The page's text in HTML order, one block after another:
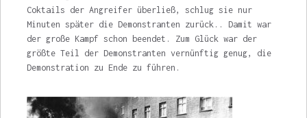
Coktails der Angreifer überließ, schlug sie nur
Minuten später die Demonstranten zurück.. Damit war
der große Kampf schon beendet. Zum Glück war der
größte Teil der Demon­stranten vernünftig genug, die
Demonstration zu Ende zu führen.